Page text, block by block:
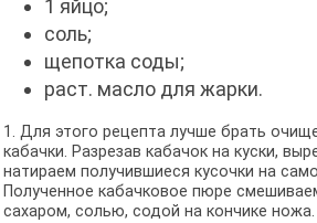
1 яйцо;
соль;
щепотка соды;
раст. масло для жарки.
1. Для этого рецепта лучше брать
кабачки. Разрезав кабачок на куски,
натираем получившиеся кусочки на
Полученное кабачковое пюре
сахаром, солью, содой на кончике ножа.